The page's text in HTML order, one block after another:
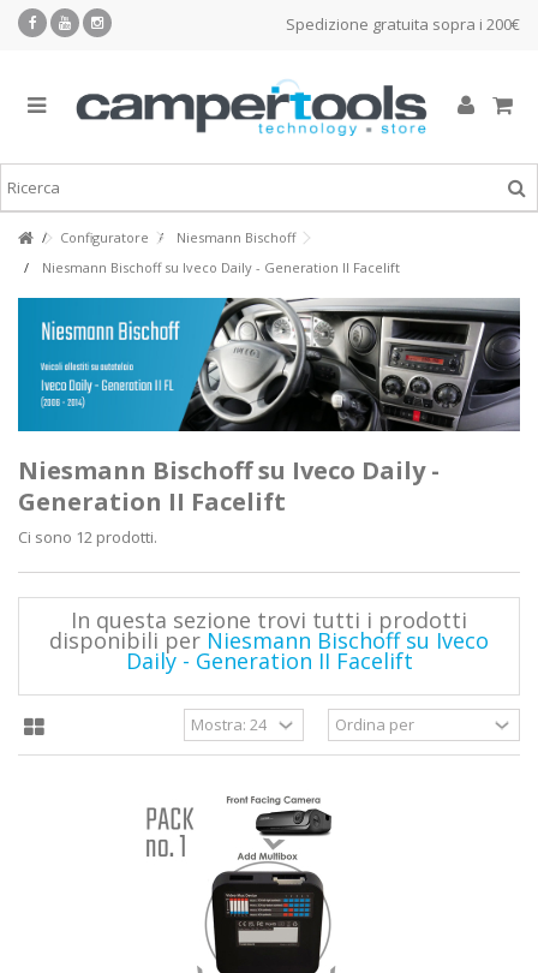
Spedizione gratuita sopra i 200€
Configuratore
Niesmann Bischoff
Niesmann Bischoff su Iveco Daily - Generation II Facelift
Niesmann Bischoff su Iveco Daily -
Generation II Facelift
Ci sono 12 prodotti.
In questa sezione trovi tutti i prodotti
disponibili per Niesmann Bischoff su Iveco
Daily - Generation II Facelift